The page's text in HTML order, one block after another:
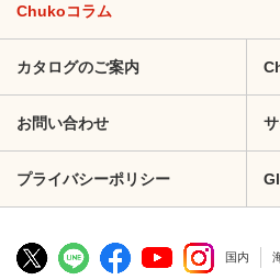
Chukoコラム
カタログのご案内
お問い合わせ
プライバシーポリシー
国内